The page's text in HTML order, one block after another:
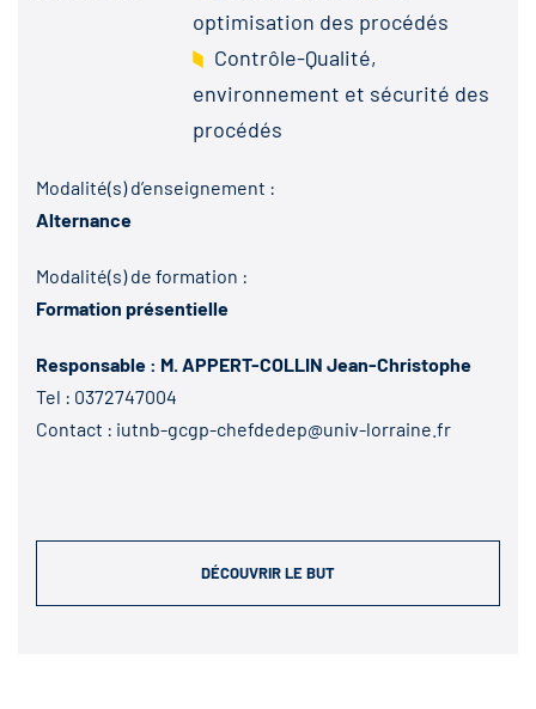
optimisation des procédés
Contrôle-Qualité,
environnement et sécurité des
procédés
Modalité(s) d’enseignement :
Alternance
Modalité(s) de formation :
Formation présentielle
Responsable : M. APPERT-COLLIN Jean-Christophe
Tel : 0372747004
Contact : iutnb-gcgp-chefdedep@univ-lorraine.fr
DÉCOUVRIR LE BUT